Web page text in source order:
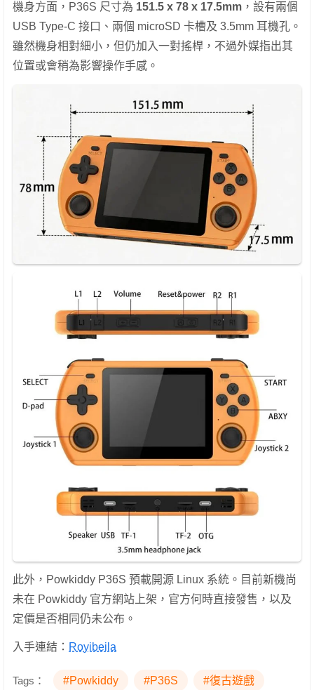
機身方面，P36S 尺寸為 151.5 x 78 x 17.5mm ，設有兩個
USB Type-C 接口、兩個 microSD 卡槽及 3.5mm 耳機孔。
雖然機身相對細小，但仍加入一對搖桿，不過外媒指出其
位置或會稍為影響操作手感。
此外，Powkiddy P36S 預載開源 Linux 系統。目前新機尚
未在 Powkiddy 官方網站上架，官方何時直接發售，以及
定價是否相同仍未公布。
入手連結： Royibeila
Tags： #Powkiddy #P36S #復古遊戲